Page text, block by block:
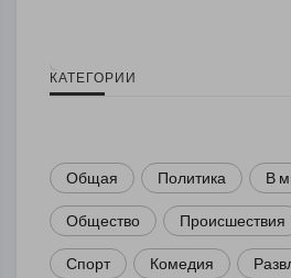
КАТЕГОРИИ
Общая Политика В
Общество Происшествия
Спорт Комедия